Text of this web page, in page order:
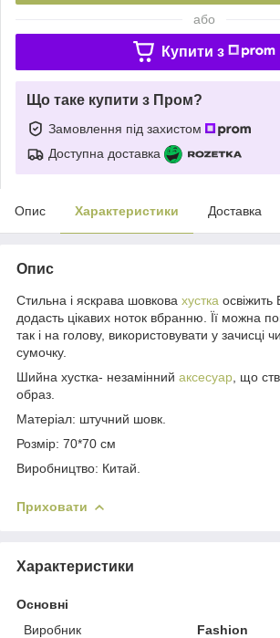
або
Купити з
Що таке купити з Пром?
Замовлення під захистом
Доступна доставка
Опис Характеристики Доставка
Опис
Стильна і яскрава шовкова хустка освіжить
додасть цікавих ноток вбранню. Її можна
так і на голову, використовувати у зачисці
сумочку.
Шийна хустка- незамінний аксесуар , що
образ.
Матеріал: штучний шовк.
Розмір: 70*70 см
Виробництво: Китай.
Приховати
Характеристики
Основні
Виробник
Fashion